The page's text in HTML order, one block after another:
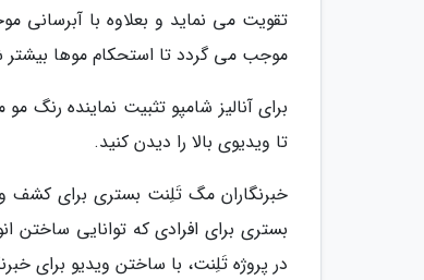
تقویت می نماید و بعلاوه با
موجب می گردد تا استحکام موها بیشتر
برای آنالیز شامپو تثبیت نماینده
تا ویدیوی بالا را دیدن کنید.
خبرنگاران مگ تَلِنت بستری برای
بستری برای افرادی که توانایی ساختن
در پروژه تَلِنت، با ساختن ویدیو برای